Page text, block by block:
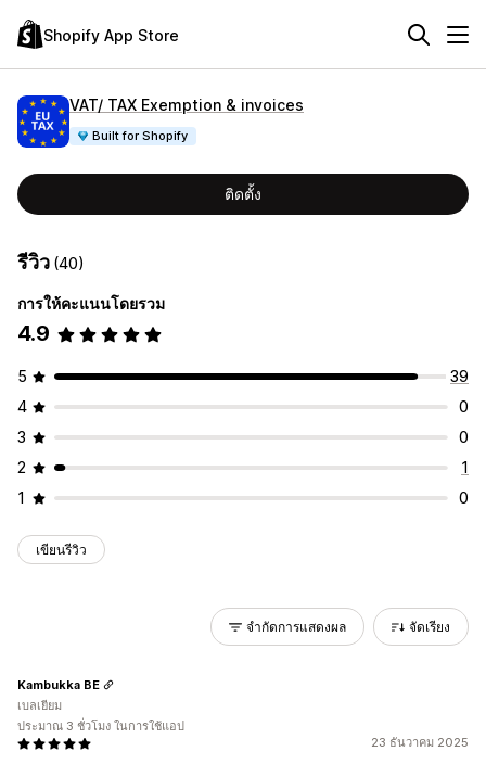
Shopify App Store
VAT/ TAX Exemption & invoices
Built for Shopify
ติดตั้ง
รีวิว (40)
การให้คะแนนโดยรวม
4.9
5
39
4
0
3
0
2
1
1
0
เขียนรีวิว
จำกัดการแสดงผล จัดเรียง
23 ธันวาคม 2025
Kambukka BE
เบลเยียม
ประมาณ 3 ชั่วโมง ในการใช้แอป